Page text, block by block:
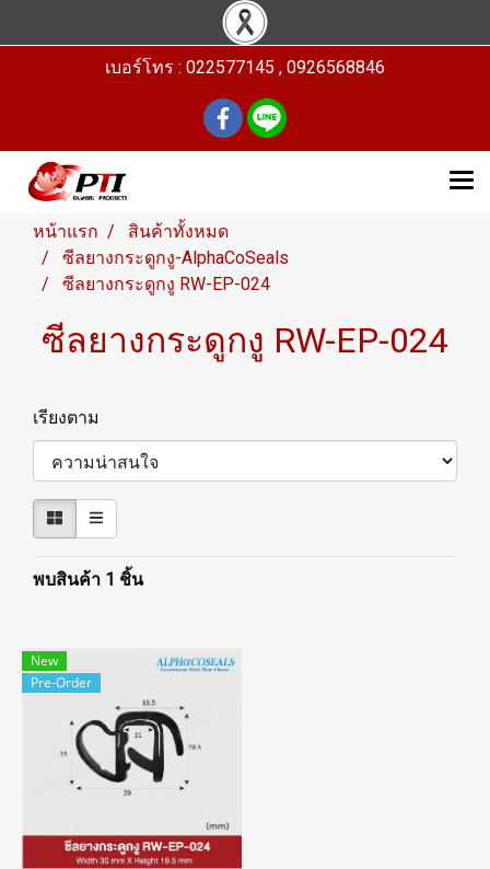
เบอร์โทร : 022577145 , 0926568846
หน้าแรก
สินค้าทั้งหมด
ซีลยางกระดูกงู-AlphaCoSeals
ซีลยางกระดูกงู RW-EP-024
ซีลยางกระดูกงู RW-EP-024
เรียงตาม
พบสินค้า 1 ชิ้น
New
Pre-Order